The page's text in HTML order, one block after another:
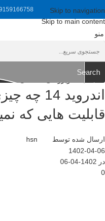
Skip to navigation
Skip to main content
منو
Search
مقالات
اندروید
قابلیت هایی که
ارسال شده توسط
hsn
1402-04-06
در 1402-04-06
0